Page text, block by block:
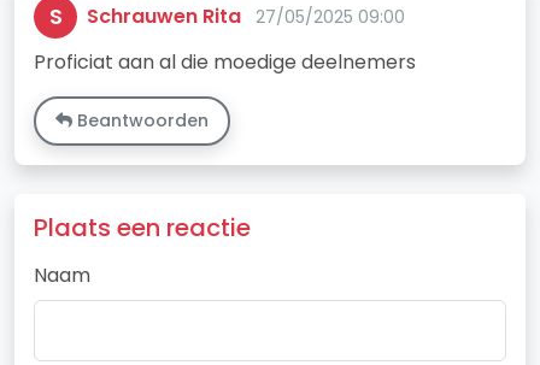
S Schrauwen Rita 27/05/2025 09:00
Proficiat aan al die moedige deelnemers
Beantwoorden
Plaats een reactie
Naam